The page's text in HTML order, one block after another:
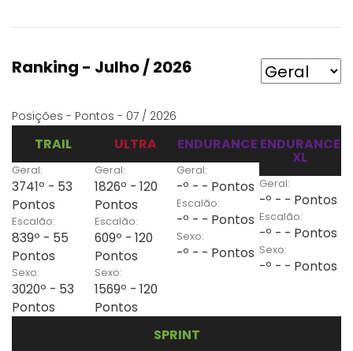
Ranking - Julho / 2026
Posições - Pontos - 07 / 2026
TRAIL
Geral:
3741º - 53
Pontos
Escalão:
839º - 55
Pontos
Sexo:
3020º - 53
Pontos
ULTRA
Geral:
1826º - 120
Pontos
Escalão:
609º - 120
Pontos
Sexo:
1569º - 120
Pontos
ENDURANCE
Geral:
-º - - Pontos
Escalão:
-º - - Pontos
Sexo:
-º - - Pontos
ENDURANCE
XL
Geral:
-º - - Pontos
Escalão:
-º - - Pontos
Sexo:
-º - - Pontos
SPRINT